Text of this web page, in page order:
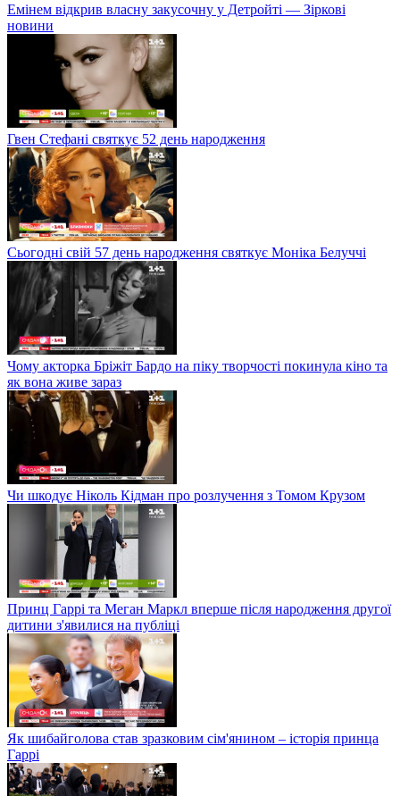
Емінем відкрив власну закусочну у Детройті — Зіркові
новини
Гвен Стефані святкує 52 день народження
Сьогодні свій 57 день народження святкує Моніка Белуччі
Чому акторка Бріжіт Бардо на піку творчості покинула кіно та
як вона живе зараз
Чи шкодує Ніколь Кідман про розлучення з Томом Крузом
Принц Гаррі та Меган Маркл вперше після народження другої
дитини з'явилися на публіці
Як шибайголова став зразковим сім'янином – історія принца
Гаррі